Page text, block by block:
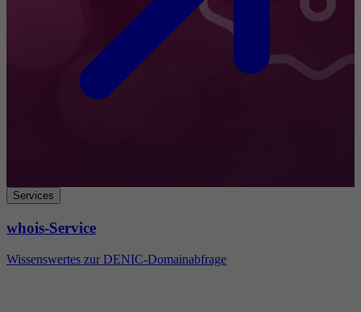
Services
whois-Service
Wissenswertes zur DENIC-Domainabfrage